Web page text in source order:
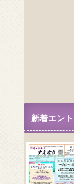
新着エン